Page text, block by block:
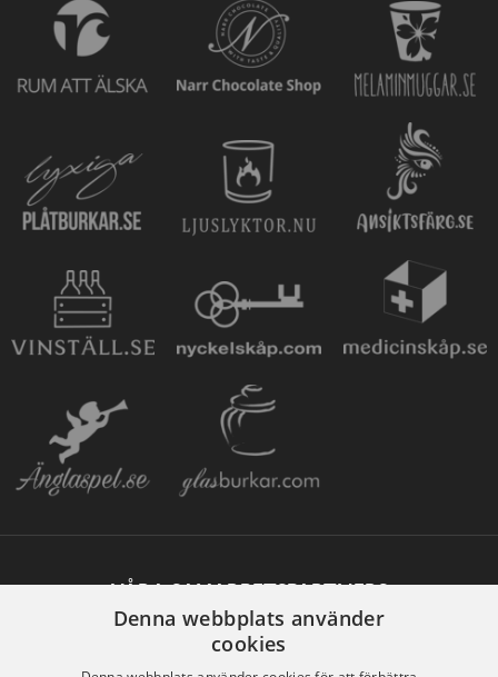
VÅRA SAMARBETSPARTNERS
Denna webbplats använder
cookies